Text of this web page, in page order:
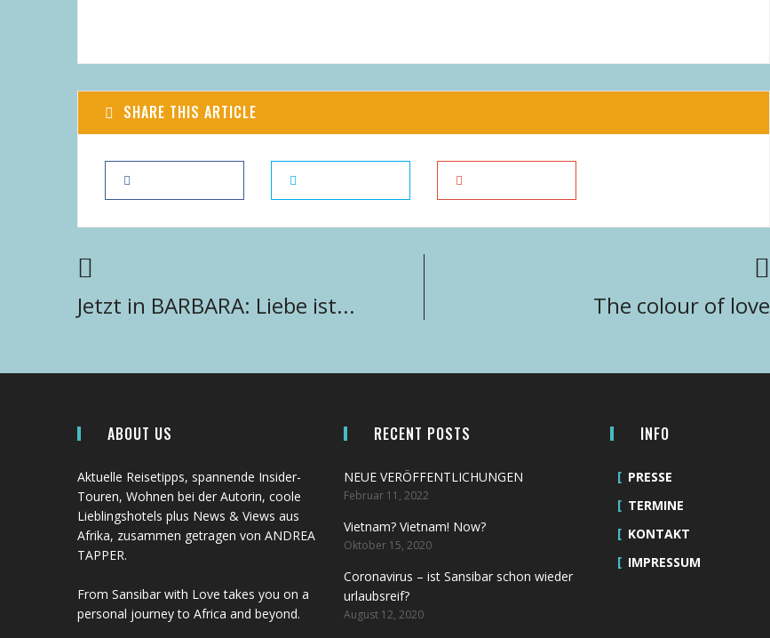
SHARE THIS ARTICLE
Jetzt in BARBARA: Liebe ist... The colour of love
ABOUT US
Aktuelle Reisetipps, spannende Insider-
Touren, Wohnen bei der Autorin, coole
Lieblingshotels plus News & Views aus
Afrika, zusammen getragen von ANDREA
TAPPER.
From Sansibar with Love takes you on a
personal journey to Africa and beyond.
RECENT POSTS
NEUE VERÖFFENTLICHUNGEN
Februar 11, 2022
Vietnam? Vietnam! Now?
Oktober 15, 2020
Coronavirus – ist Sansibar schon wieder
urlaubsreif?
August 12, 2020
INFO
PRESSE
TERMINE
KONTAKT
IMPRESSUM